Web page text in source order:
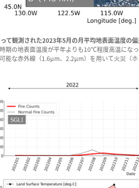
て観測された2023年5月の月平均地表面温度の
期の地表面温度が平年よりも10℃程度高温にな
能な赤外線（1.6µm、2.2µm）を用いて火災（ホ